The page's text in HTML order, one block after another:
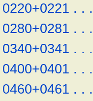
0220+0221 . . .
0280+0281 . . .
0340+0341 . . .
0400+0401 . . .
0460+0461 . . .